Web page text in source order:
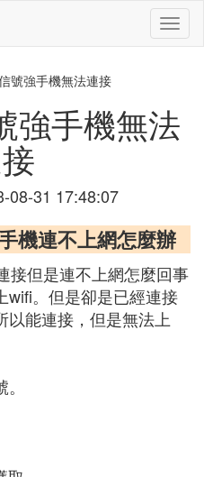
切
換
號強手機無法連接
強手機無法
08-31 17:48:07
機連不上網怎麼辦
接但是連不上網怎麼回事
wifi。但是卻是已經連接
以能連接，但是無法上